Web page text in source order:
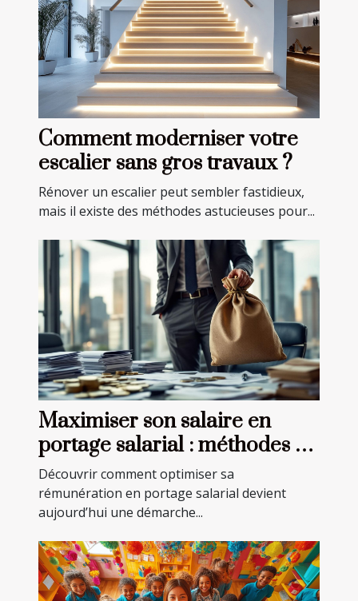
Comment moderniser votre
escalier sans gros travaux ?
Rénover un escalier peut sembler fastidieux,
mais il existe des méthodes astucieuses pour...
Maximiser son salaire en
portage salarial : méthodes et
astuces
Découvrir comment optimiser sa
rémunération en portage salarial devient
aujourd’hui une démarche...